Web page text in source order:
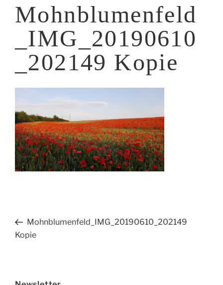
Mohnblumenfeld
_IMG_20190610
_202149 Kopie
Beitragsnavigation
Vorheriger
Beitrag
Mohnblumenfeld_IMG_20190610_202149
Kopie